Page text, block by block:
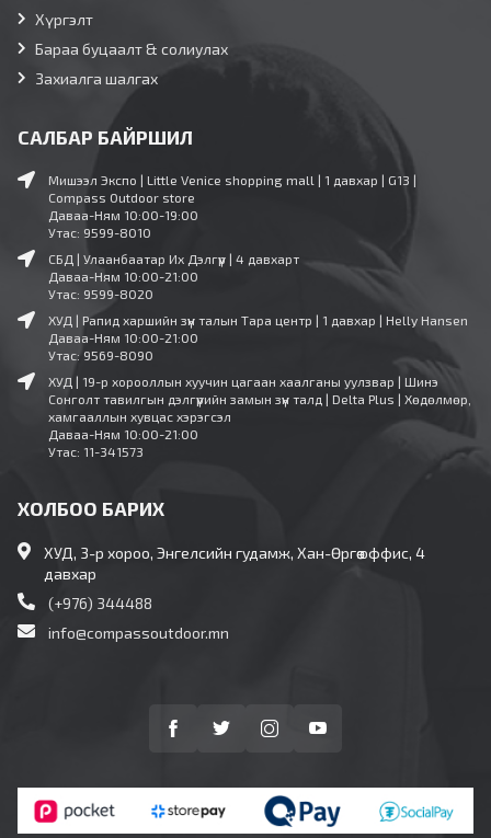
Хүргэлт
Бараа буцаалт & солиулах
Захиалга шалгах
САЛБАР БАЙРШИЛ
Мишээл Экспо | Little Venice shopping mall | 1 давхар | G13 |
Compass Outdoor store
Даваа-Ням 10:00-19:00
Утас: 9599-8010
СБД | Улаанбаатар Их Дэлгүүр | 4 давхарт
Даваа-Ням 10:00-21:00
Утас: 9599-8020
ХУД | Рапид харшийн зүүн талын Тара центр | 1 давхар | Helly Hansen
Даваа-Ням 10:00-21:00
Утас: 9569-8090
ХУД | 19-р хорооллын хуучин цагаан хаалганы уулзвар | Шинэ
Сонголт тавилгын дэлгүүрийн замын зүүн талд | Delta Plus | Хөдөлмөр,
хамгааллын хувцас хэрэгсэл
Даваа-Ням 10:00-21:00
Утас: 11-341573
ХОЛБОО БАРИХ
ХУД, 3-р хороо, Энгелсийн гудамж, Хан-Өргөө оффис, 4
давхар
(+976) 344488
info@compassoutdoor.mn